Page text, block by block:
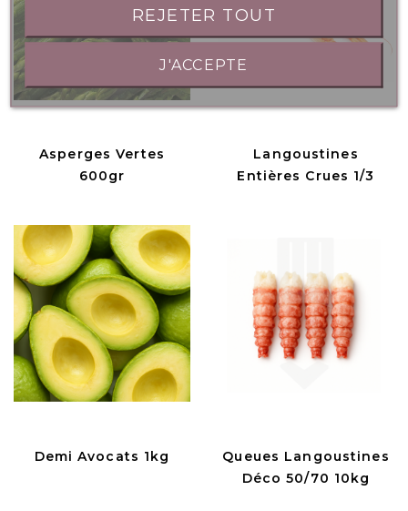
Asperges Vertes
600gr
Langoustines
Entières Crues 1/3
Demi Avocats 1kg
Queues Langoustines
Déco 50/70 10kg
REJETER TOUT
J'ACCEPTE